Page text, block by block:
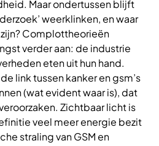
Maar ondertussen blijft
weerklinken, en waar
Complottheorieën
verder aan: de industrie
eten uit hun hand.
link tussen kanker en gsm’s
(wat evident waar is), dat
Zichtbaar licht is
veel meer energie bezit
straling van GSM en